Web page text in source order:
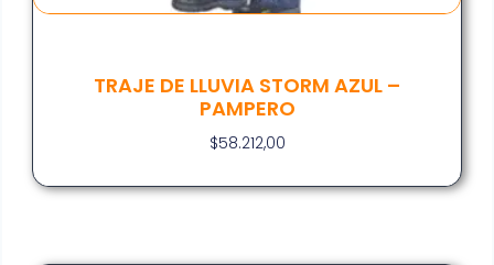
TRAJE DE LLUVIA STORM AZUL –
PAMPERO
$58.212,00